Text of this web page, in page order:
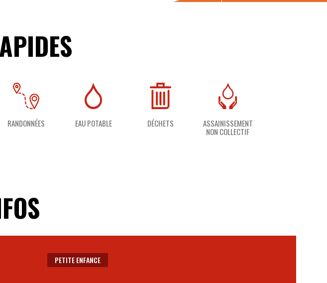
RANDONNÉES EAU POTABLE DÉCHETS ASSAINISSEMENT
NON COLLECTIF
PETITE ENFANCE